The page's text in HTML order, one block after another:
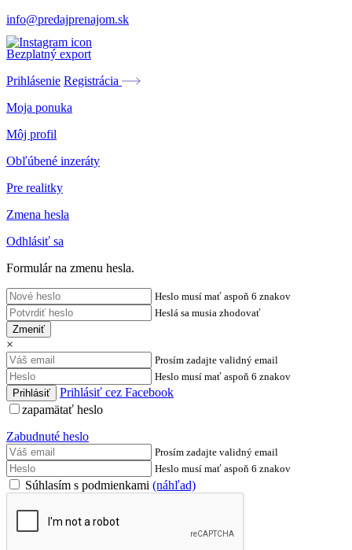
info@predajprenajom.sk
Bezplatný export
Prihlásenie Registrácia
Moja ponuka
Môj profil
Obľúbené inzeráty
Pre realitky
Zmena hesla
Odhlásiť sa
Formulár na zmenu hesla.
Heslo musí mať aspoň 6 znakov
Heslá sa musia zhodovať
Zmeniť
×
Prosím zadajte validný email
Heslo musí mať aspoň 6 znakov
Prihlásiť cez Facebook
zapamätať heslo
Zabudnuté heslo
Prosím zadajte validný email
Heslo musí mať aspoň 6 znakov
Súhlasím s podmienkami (náhľad)